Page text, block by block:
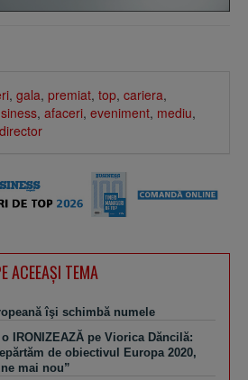
, gala, premiat, top, cariera,
, afaceri, eveniment, mediu,
director
ACEEAŞI TEMA
îşi schimbă numele
IRONIZEAZĂ pe Viorica Dăncilă:
de obiectivul Europa 2020,
mai nou”